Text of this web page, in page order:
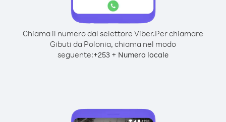
Chiama il numero dal selettore Viber.Per chiamare
Gibuti da Polonia, chiama nel modo
seguente:+253 + Numero locale